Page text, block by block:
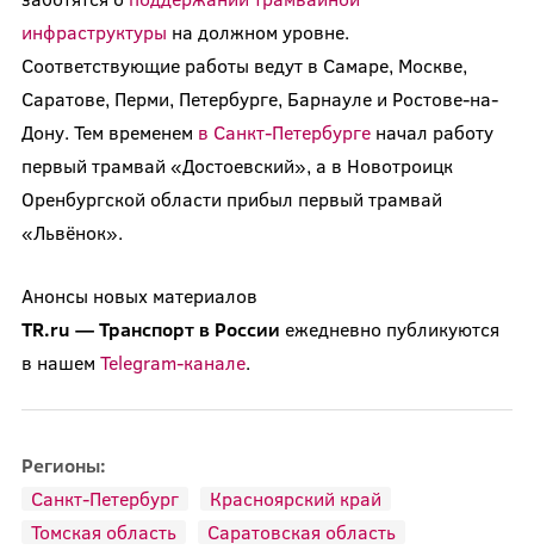
инфраструктуры на должном уровне.
Соответствующие работы ведут в Самаре, Москве,
Саратове, Перми, Петербурге, Барнауле и Ростове-на-
Дону. Тем временем в Санкт-Петербургеначал работу
первый трамвай «Достоевский», а в Новотроицк
Оренбургской области прибыл первый трамвай
«Львёнок».
Анонсы новых материалов
TR.ru — Транспорт в России ежедневно публикуются
в нашем Telegram-канале.
Регионы:
Санкт-Петербург
Красноярский край
Томская область
Саратовская область